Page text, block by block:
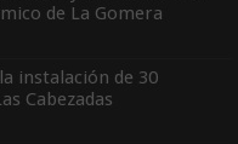
de La Gomera
instalación de 30
Cabezadas